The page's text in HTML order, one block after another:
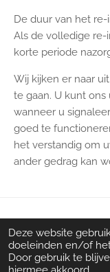
Deze website
doeleinden en/of
Door gebruik te
De duur van het
Als de volledige re-
korte periode
Wij kijken er naar
te gaan. U kunt
wanneer u
goed te
het verstandig om
ander gedrag kan
© 2008 - 2022